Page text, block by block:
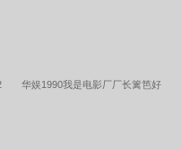
华娱1990我是电影厂厂长篱笆好